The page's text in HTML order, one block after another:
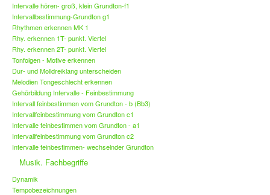
Intervalle hören- groß, klein Grundton-f1
Intervallbestimmung-Grundton g1
Rhythmen erkennen MK 1
Rhy. erkennen 1T- punkt. Viertel
Rhy. erkennen 2T- punkt. Viertel
Tonfolgen - Motive erkennen
Dur- und Molldreiklang unterscheiden
Melodien Tongeschlecht erkennen
Gehörbildung Intervalle - Feinbestimmung
Intervall feinbestimmen vom Grundton - b (Bb3)
Intervallfeinbestimmung vom Grundton c1
Intervalle feinbestimmen vom Grundton - a1
Intervallfeinbestimmung vom Grundton c2
Intervalle feinbestimmen- wechselnder Grundton
Musik. Fachbegriffe
Dynamik
Tempobezeichnungen